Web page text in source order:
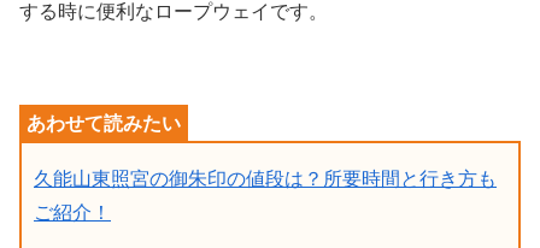
する時に便利なロープウェイです。
久能山東照宮の御朱印の値段は？所要時間と行き方も
ご紹介！